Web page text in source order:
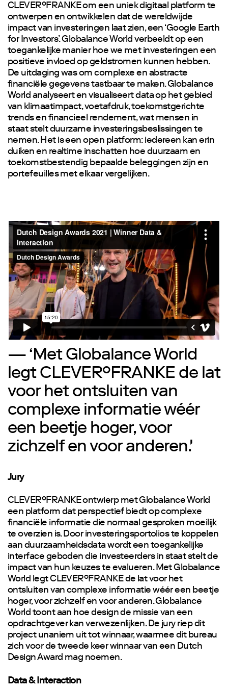
CLEVER°FRANKE om een ​​uniek digitaal platform te
ontwerpen en ontwikkelen dat de wereldwijde
impact van investeringen laat zien, een ‘Google Earth
for Investors’. Globalance World verbeeldt op een
toegankelijke manier hoe we met investeringen een
positieve invloed op geldstromen kunnen hebben.
De uitdaging was om complexe en abstracte
financiële gegevens tastbaar te maken. Globalance
World analyseert en visualiseert data op het gebied
van klimaatimpact, voetafdruk, toekomstgerichte
trends en financieel rendement, wat mensen in
staat stelt duurzame investeringsbeslissingen te
nemen. Het is een open platform: iedereen kan erin
duiken en realtime inschatten hoe duurzaam en
toekomstbestendig bepaalde beleggingen zijn en
portefeuilles met elkaar vergelijken.
— ‘Met Globalance World
legt CLEVER°FRANKE de lat
voor het ontsluiten van
complexe informatie wéér
een beetje hoger, voor
zichzelf en voor anderen.'
Jury
CLEVER°FRANKE ontwierp met Globalance World
een platform dat perspectief biedt op complexe
financiële informatie die normaal gesproken moeilijk
te overzien is. Door investeringsportolios te koppelen
aan duurzaamheidsdata wordt een toegankelijke
interface geboden die investeerders in staat stelt de
impact van hun keuzes te evalueren. Met Globalance
World legt CLEVER°FRANKE de lat voor het
ontsluiten van complexe informatie wéér een beetje
hoger, voor zichzelf en voor anderen. Globalance
World toont aan hoe design de missie van een
opdrachtgever kan verwezenlijken. De jury riep dit
project unaniem uit tot winnaar, waarmee dit bureau
zich voor de tweede keer winnaar van een Dutch
Design Award mag noemen.
Data & Interaction